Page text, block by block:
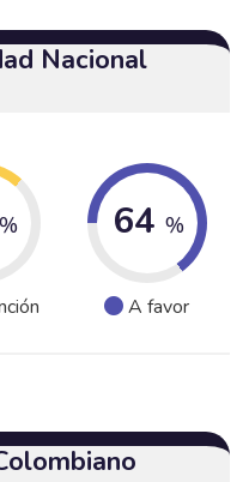
Nacional
% 64 %
A favor